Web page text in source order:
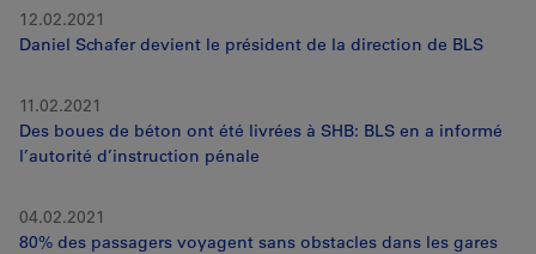
12.02.2021
Daniel Schafer devient le président de la direction de BLS
11.02.2021
Des boues de béton ont été livrées à SHB: BLS en a informé
l’autorité d’instruction pénale
04.02.2021
80% des passagers voyagent sans obstacles dans les gares